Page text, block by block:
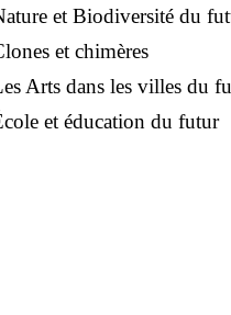
et Biodiversité du
et chimères
Arts dans les villes du
et éducation du futur